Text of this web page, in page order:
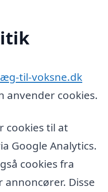
til-voksne.dk
anvender cookies.
cookies til at
Google Analytics.
cookies fra
Disse